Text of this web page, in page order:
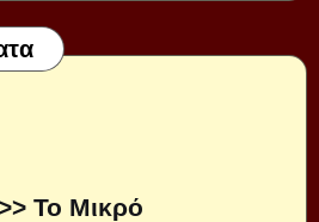
Το Μικρό